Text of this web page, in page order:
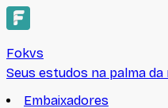
Fokvs
Seus estudos na palma da
Embaixadores